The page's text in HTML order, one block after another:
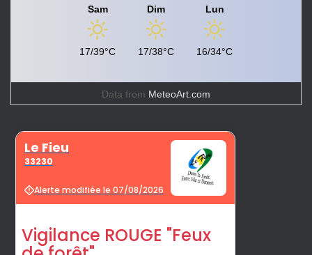
Sam
17/39°C
Dim
17/38°C
Lun
16/34°C
Data from MeteoArt.com